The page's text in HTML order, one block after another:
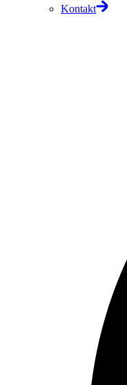
Kontakt